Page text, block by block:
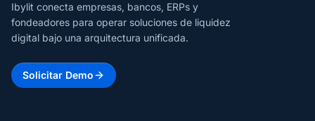
Ibylit conecta empresas, bancos, ERPs y
fondeadores para operar soluciones de liquidez
digital bajo una arquitectura unificada.
Solicitar Demo